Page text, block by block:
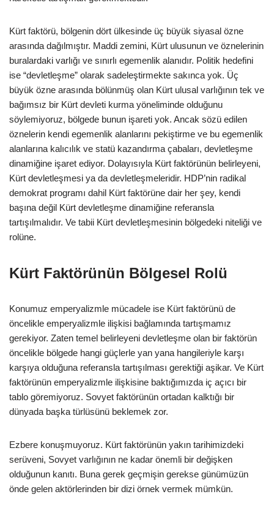
Kürt faktörü, bölgenin dört ülkesinde üç büyük siyasal özne
arasında dağılmıştır. Maddi zemini, Kürt ulusunun ve öznelerinin
buralardaki varlığı ve sınırlı egemenlik alanıdır. Politik hedefini
ise “devletleşme” olarak sadeleştirmekte sakınca yok. Üç
büyük özne arasında bölünmüş olan Kürt ulusal varlığının tek ve
bağımsız bir Kürt devleti kurma yöneliminde olduğunu
söylemiyoruz, bölgede bunun işareti yok. Ancak sözü edilen
öznelerin kendi egemenlik alanlarını pekiştirme ve bu egemenlik
alanlarına kalıcılık ve statü kazandırma çabaları, devletleşme
dinamiğine işaret ediyor. Dolayısıyla Kürt faktörünün belirleyeni,
Kürt devletleşmesi ya da devletleşmeleridir. HDP’nin radikal
demokrat programı dahil Kürt faktörüne dair her şey, kendi
başına değil Kürt devletleşme dinamiğine referansla
tartışılmalıdır. Ve tabii Kürt devletleşmesinin bölgedeki niteliği ve
rolüne.
Kürt Faktörünün Bölgesel Rolü
Konumuz emperyalizmle mücadele ise Kürt faktörünü de
öncelikle emperyalizmle ilişkisi bağlamında tartışmamız
gerekiyor. Zaten temel belirleyeni devletleşme olan bir faktörün
öncelikle bölgede hangi güçlerle yan yana hangileriyle karşı
karşıya olduğuna referansla tartışılması gerektiği aşikar. Ve Kürt
faktörünün emperyalizmle ilişkisine baktığımızda iç açıcı bir
tablo göremiyoruz. Sovyet faktörünün ortadan kalktığı bir
dünyada başka türlüsünü beklemek zor.
Ezbere konuşmuyoruz. Kürt faktörünün yakın tarihimizdeki
serüveni, Sovyet varlığının ne kadar önemli bir değişken
olduğunun kanıtı. Buna gerek geçmişin gerekse günümüzün
önde gelen aktörlerinden bir dizi örnek vermek mümkün.